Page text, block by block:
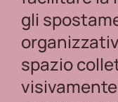
gli
spazio